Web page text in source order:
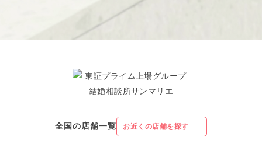
全国の店舗一覧 お近くの店舗を探す